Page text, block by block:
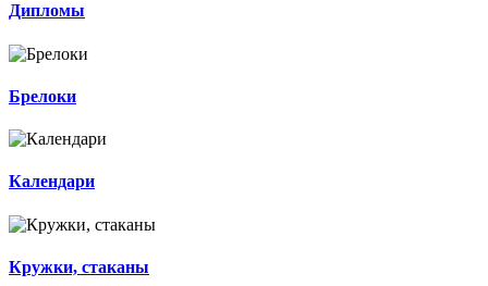
Дипломы
Брелоки
Календари
Кружки, стаканы